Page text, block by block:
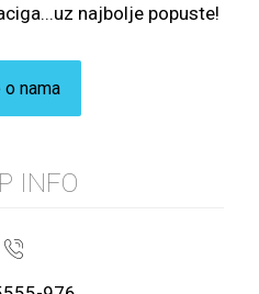
najbolje popuste!
o nama
INFO